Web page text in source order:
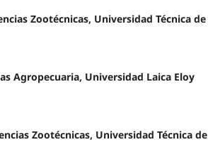
Zootécnicas, Universidad Técnica de
Agropecuaria, Universidad Laica Eloy
Zootécnicas, Universidad Técnica de